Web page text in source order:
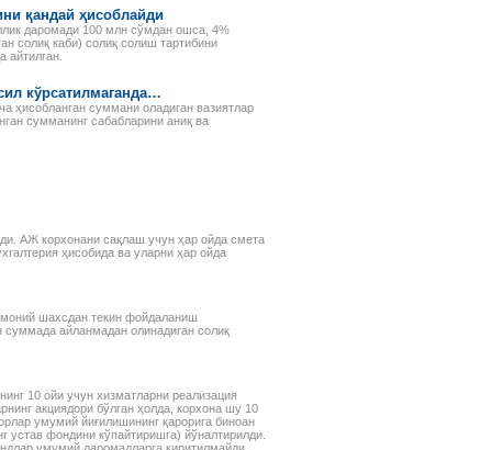
нематериальных активов,
финансовых инвестиций и др.
қандай ҳисоблайди
даромади 100 млн сўмдан ошса, 4%
солиқ каби) солиқ солиш тартибини
айтилган.
кўрсатилмаганда…
ҳисобланган суммани оладиган вазиятлар
сумманинг сабабларини аниқ ва
АЖ корхонани сақлаш учун ҳар ойда смета
ҳисобида ва уларни ҳар ойда
шахсдан текин фойдаланиш
суммада айланмадан олинадиган солиқ
10 ойи учун хизматларни реализация
акциядори бўлган ҳолда, корхона шу 10
умумий йиғилишининг қарорига биноан
устав фондини кўпайтиришга) йўналтирилди.